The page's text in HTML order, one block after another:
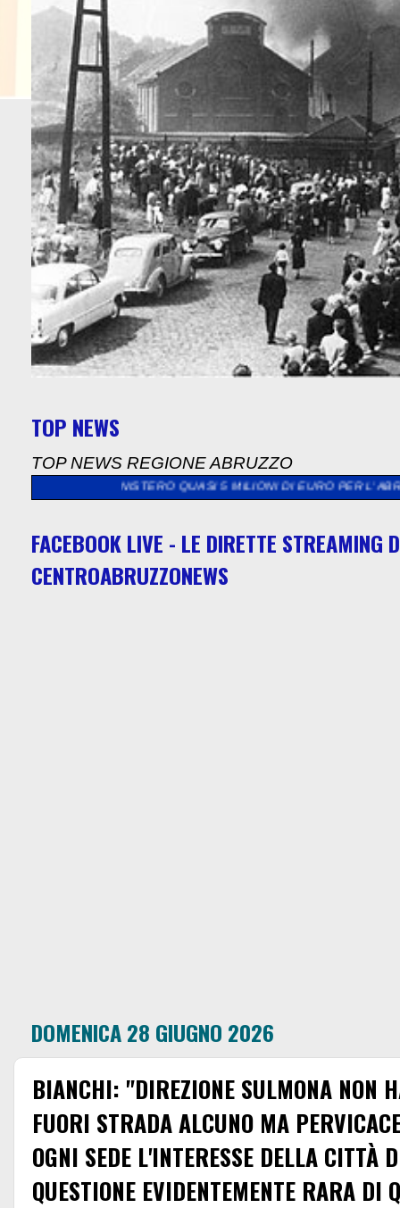
TOP NEWS
TOP NEWS REGIONE ABRUZZO
QUASI 5 MILIONI DI EURO PER L'ABRUZZO.
FACEBOOK LIVE - LE DIRETTE STREAMING
CENTROABRUZZONEWS
DOMENICA 28 GIUGNO 2026
BIANCHI: "DIREZIONE SULMONA NON
FUORI STRADA ALCUNO MA
OGNI SEDE L'INTERESSE DELLA CITTÀ
QUESTIONE EVIDENTEMENTE RARA DI